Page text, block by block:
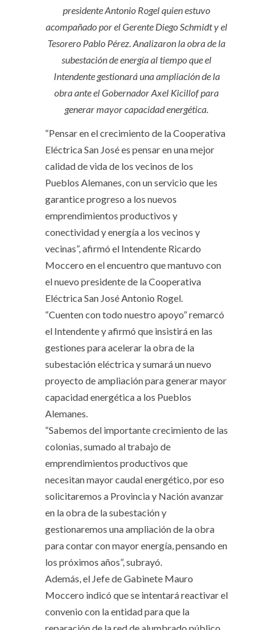
presidente Antonio Rogel quien estuvo
acompañado por el Gerente Diego Schmidt y el
Tesorero Pablo Pérez. Analizaron la obra de la
subestación de energía al tiempo que el
Intendente gestionará una ampliación de la
obra ante el Gobernador Axel Kicillof para
generar mayor capacidad energética.
“Pensar en el crecimiento de la Cooperativa
Eléctrica San José es pensar en una mejor
calidad de vida de los vecinos de los
Pueblos Alemanes, con un servicio que les
garantice progreso a los nuevos
emprendimientos productivos y
conectividad y energía a los vecinos y
vecinas”, afirmó el Intendente Ricardo
Moccero en el encuentro que mantuvo con
el nuevo presidente de la Cooperativa
Eléctrica San José Antonio Rogel.
“Cuenten con todo nuestro apoyo” remarcó
el Intendente y afirmó que insistirá en las
gestiones para acelerar la obra de la
subestación eléctrica y sumará un nuevo
proyecto de ampliación para generar mayor
capacidad energética a los Pueblos
Alemanes.
“Sabemos del importante crecimiento de las
colonias, sumado al trabajo de
emprendimientos productivos que
necesitan mayor caudal energético, por eso
solicitaremos a Provincia y Nación avanzar
en la obra de la subestación y
gestionaremos una ampliación de la obra
para contar con mayor energía, pensando en
los próximos años”, subrayó.
Además, el Jefe de Gabinete Mauro
Moccero indicó que se intentará reactivar el
convenio con la entidad para que la